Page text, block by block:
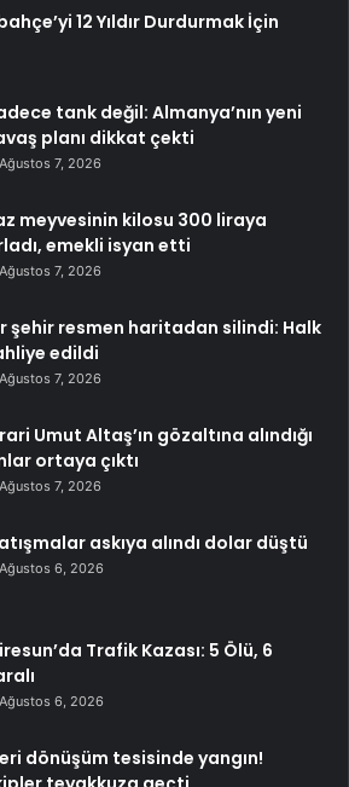
12 Yıldır Durdurmak İçin
tank değil: Almanya’nın yeni
planı dikkat çekti
Ağustos 7, 2026
meyvesinin kilosu 300 liraya
emekli isyan etti
Ağustos 7, 2026
şehir resmen haritadan silindi: Halk
edildi
Ağustos 7, 2026
Umut Altaş’ın gözaltına alındığı
ortaya çıktı
Ağustos 7, 2026
askıya alındı dolar düştü
Ağustos 6, 2026
Trafik Kazası: 5 Ölü, 6
Ağustos 6, 2026
dönüşüm tesisinde yangın!